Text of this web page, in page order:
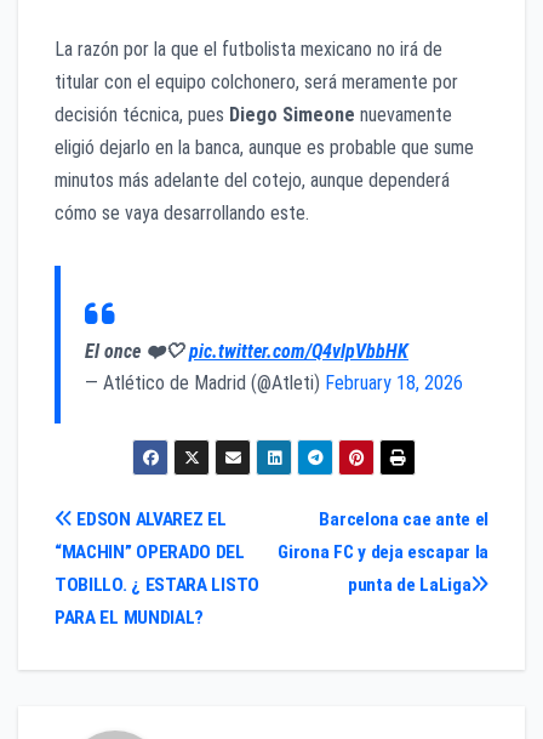
La razón por la que el futbolista mexicano no irá de
titular con el equipo colchonero, será meramente por
decisión técnica, pues Diego Simeone nuevamente
eligió dejarlo en la banca, aunque es probable que sume
minutos más adelante del cotejo, aunque dependerá
cómo se vaya desarrollando este.
El once ❤️🤍pic.twitter.com/Q4vlpVbbHK
— Atlético de Madrid (@Atleti) February 18, 2026
Navegación
de
entradas
Barcelona cae ante el
Girona FC y deja escapar la
punta de LaLiga
EDSON ALVAREZ EL
“MACHIN” OPERADO DEL
TOBILLO. ¿ ESTARA LISTO
PARA EL MUNDIAL?